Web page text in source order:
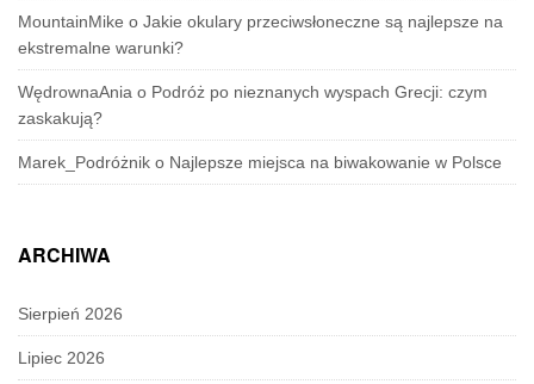
MountainMike o Jakie okulary przeciwsłoneczne są najlepsze na
ekstremalne warunki?
WędrownaAnia o Podróż po nieznanych wyspach Grecji: czym
zaskakują?
Marek_Podróżnik o Najlepsze miejsca na biwakowanie w Polsce
ARCHIWA
Sierpień 2026
Lipiec 2026